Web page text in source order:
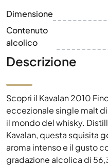
Dimensione
Contenuto
alcolico
Descrizione
Scopri il Kavalan 2010
eccezionale single malt
il mondo del whisky.
Kavalan, questa squisita
aroma intenso e il gusto
gradazione alcolica di